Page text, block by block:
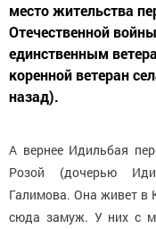
место жительства
Отечественной
единственным
коренной ветеран
назад).
А вернее Идильбая
Розой (дочерью
Галимова. Она живет в
сюда замуж. У них с